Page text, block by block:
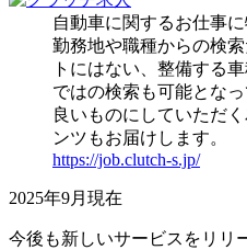
自動車に関するお仕事
勤務地や職種からの検
トにはない、整備する
ではの検索も可能とな
良いものにしていただ
ンツもお届けします。
https://job.clutch-s.jp/
2025年9月現在
今後も新しいサービスをリリ